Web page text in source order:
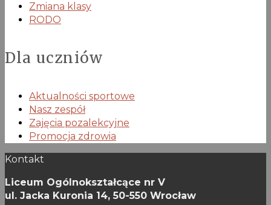
Zmiana klasy
RODO
Dla uczniów
Aktualności sportowe
Nasz zespół
Zajęcia pozalekcyjne
Promocja zdrowia
Kontakt
Liceum Ogólnokształcące nr V
ul. Jacka Kuronia 14, 50-550 Wrocław